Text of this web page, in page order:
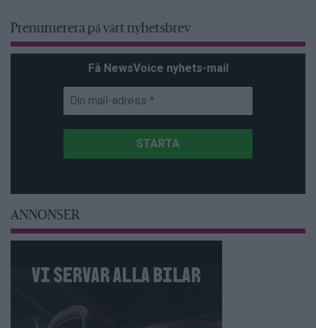
Prenumerera på vårt nyhetsbrev
Få NewsVoice nyhets-mail
ANNONSER